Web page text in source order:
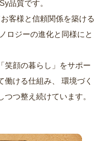
品質です。
客様と信頼関係を築ける
笑顔の暮らし」をサポー
働ける仕組み、
つ整え続けています。